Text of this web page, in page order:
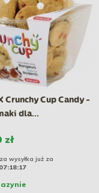
Crunchy Cup Candy -
dla...
zł
wysyłka już za